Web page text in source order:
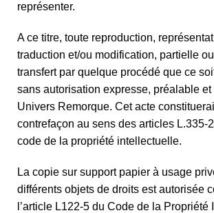
représenter.
A ce titre, toute reproduction,
traduction et/ou modification, partielle
transfert par quelque procédé que ce
sans autorisation expresse, préalable et
Univers Remorque. Cet acte
contrefaçon au sens des articles L.335-
code de la propriété intellectuelle.
La copie sur support papier à usage
différents objets de droits est autorisée
l’article L122-5 du Code de la Propriété